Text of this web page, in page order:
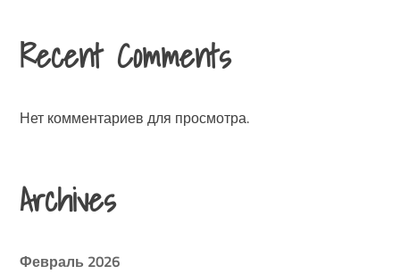
Recent Comments
Нет комментариев для просмотра.
Archives
Февраль 2026